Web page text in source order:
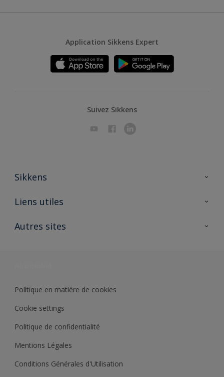
Application Sikkens Expert
Suivez Sikkens
Sikkens
A propos de Sikkens
Liens utiles
Ouvrir un magasin PASS
Autres sites
Politique en matière de cookies
Cookie settings
Politique de confidentialité
Mentions Légales
Conditions Générales d'Utilisation